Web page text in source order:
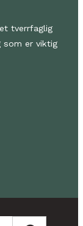
tverrfaglig
som er viktig